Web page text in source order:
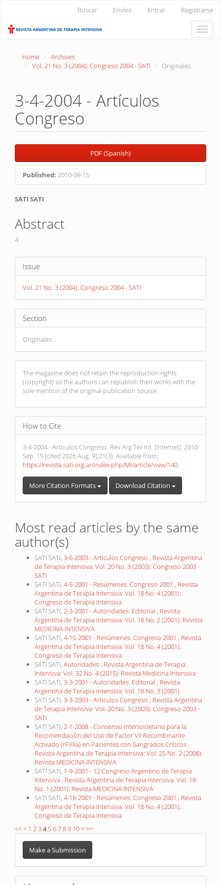
Content
Buscar Envíos Entrar Registrarse
Toggle
Home
Archives
Vol. 21 No. 3 (2004): Congreso 2004 - SATI
Originales
3-4-2004 - Artículos
Congreso
Article
Sidebar
PDF (Spanish)
Published: 2010-09-15
Main
Article
Content
SATI SATI
Abstract
4
Article
Details
Issue
Vol. 21 No. 3 (2004): Congreso 2004 - SATI
Section
Originales
The magazine does not retain the reproduction rights
(copyright) so the authors can republish their works with the
sole mention of the original publication source.
How to Cite
3-4-2004 - Artículos Congreso. Rev Arg Ter Int. [Internet]. 2010
Sep. 15 [cited 2026 Aug. 9];21(3). Available from:
https://revista.sati.org.ar/index.php/MI/article/view/140
More Citation Formats Download Citation
Most read articles by the same
author(s)
SATI SATI, 3-6-2003 - Artículos Congreso , Revista Argentina
de Terapia Intensiva: Vol. 20 No. 3 (2003): Congreso 2003 -
SATI
SATI SATI, 4-5-2001 - Resúmenes. Congreso 2001 , Revista
Argentina de Terapia Intensiva: Vol. 18 No. 4 (2001):
Congreso de Terapia Intensiva
SATI SATI, 2-3-2001 - Autoridades. Editorial , Revista
Argentina de Terapia Intensiva: Vol. 18 No. 2 (2001): Revista
MEDICINA INTENSIVA
SATI SATI, 4-15-2001 - Resúmenes. Congreso 2001 , Revista
Argentina de Terapia Intensiva: Vol. 18 No. 4 (2001):
Congreso de Terapia Intensiva
SATI SATI, Autoridades , Revista Argentina de Terapia
Intensiva: Vol. 32 No. 4 (2015): Revista Medicina Intensiva
SATI SATI, 3-3-2001 - Autoridades. Editorial , Revista
Argentina de Terapia Intensiva: Vol. 18 No. 3 (2001)
SATI SATI, 3-3-2003 - Articulos Congreso , Revista Argentina
de Terapia Intensiva: Vol. 20 No. 3 (2003): Congreso 2003 -
SATI
SATI SATI, 2-1-2008 - Consenso Intersocietario para la
Recomendación del Uso de Factor VII Recombinante
Activado (rFVIIa) en Pacientes con Sangrados Críticos ,
Revista Argentina de Terapia Intensiva: Vol. 25 No. 2 (2008):
Revista MEDICINA INTENSIVA
SATI SATI, 1-9-2001 - 12 Congreso Argentino de Terapia
Intensiva , Revista Argentina de Terapia Intensiva: Vol. 18
No. 1 (2001): Revista MEDICINA INTENSIVA
SATI SATI, 4-16-2001 - Resúmenes. Congreso 2001 , Revista
Argentina de Terapia Intensiva: Vol. 18 No. 4 (2001):
Congreso de Terapia Intensiva
<<< 1 234 56789 10>>>
Make
Submission
Make a Submission